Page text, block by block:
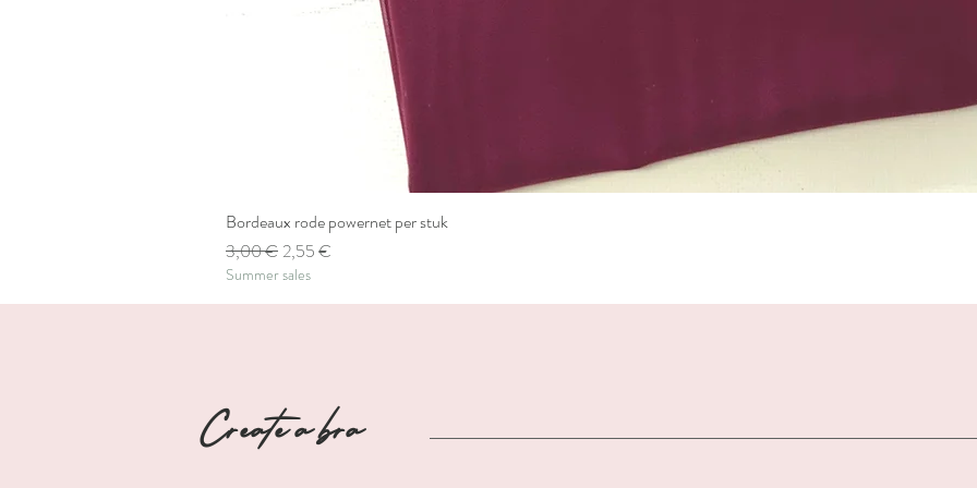
Bordeaux rode powernet per stuk
Standardpreis
3,00 € Sale-Preis
2,55 €
Summer sales
Create a bra